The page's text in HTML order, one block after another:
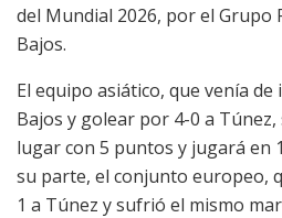
del Mundial 2026, por el Grupo
Bajos.
El equipo asiático, que venía de
Bajos y golear por 4-0 a Túnez,
lugar con 5 puntos y jugará en
su parte, el conjunto europeo,
1 a Túnez y sufrió el mismo